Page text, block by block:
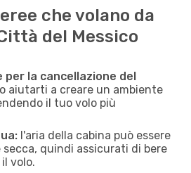
che volano da
del Messico
per la cancellazione del
aiutarti a creare un ambiente
il tuo volo più
l'aria della cabina può essere
quindi assicurati di bere
volo.